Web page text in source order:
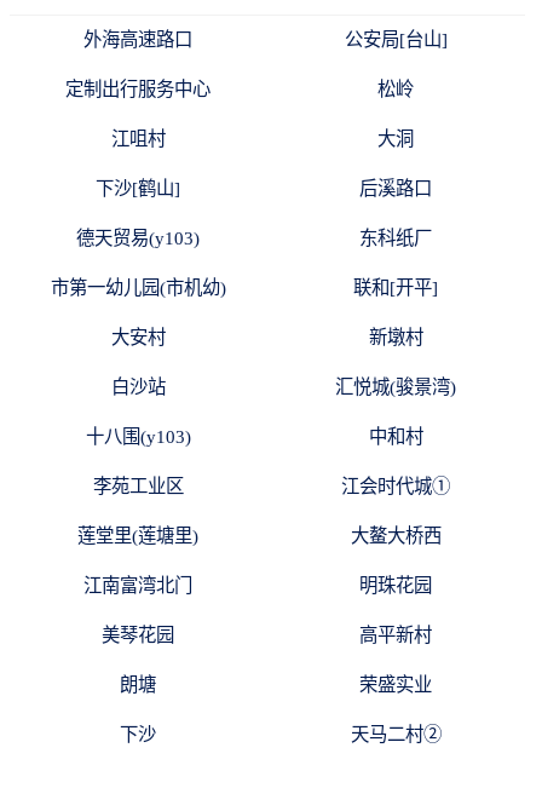
外海高速路口 公安局[台山]
定制出行服务中心 松岭
江咀村 大洞
下沙[鹤山] 后溪路口
德天贸易(y103) 东科纸厂
市第一幼儿园(市机幼) 联和[开平]
大安村 新墩村
白沙站 汇悦城(骏景湾)
十八围(y103) 中和村
李苑工业区 江会时代城①
莲堂里(莲塘里) 大鳌大桥西
江南富湾北门 明珠花园
美琴花园 高平新村
朗塘 荣盛实业
下沙 天马二村②